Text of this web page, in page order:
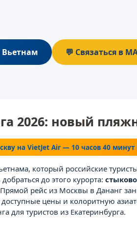
💬 Связаться в
2026: новый
на VietJet Air — 10 часов 40 минут
который российские
до этого курорта:
рейс из Москвы в Дананг
цены и колоритную
для туристов из Екатеринбурга.